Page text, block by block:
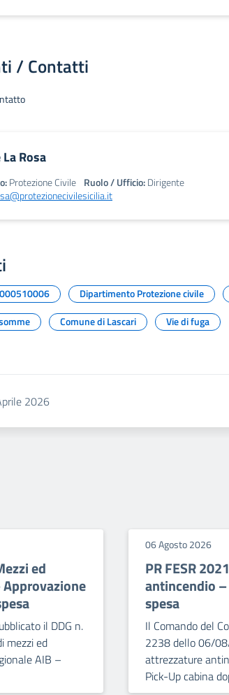
/ Contatti
Rosa
Protezione Civile Ruolo / Ufficio:Dirigente
Dipartimento Protezione civile
Comune di Lascari Vie di fuga
2026
ed
il DDG n.
mezzi ed
AIB –
06 Agosto 2026
PR FESR
antincendio
spesa
Il Comando del
2238 dello 06/
attrezzature
Pick-Up cabina